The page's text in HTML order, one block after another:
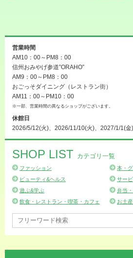
営業時間
AM10：00～PM8：00
信州おみやげ参道”ORAHO”
AM9：00～PM8：00
おごっそダイニング（レストラン街）
AM11：00～PM10：00
※一部、営業時間の異なるショップがございます。
休館日
2026/5/12(火)、2026/11/10(火)、2027/1/1(金)
SHOP LIST カテゴリ一覧
ファッション
本・
ビューティ&ヘルス
サー
遊ぶ&学ぶ
弁当
飲食・レストラン・喫茶・カフェ
お土